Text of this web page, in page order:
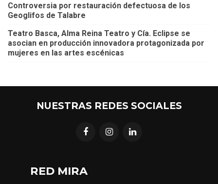
Controversia por restauración defectuosa de los
Geoglifos de Talabre
Teatro Basca, Alma Reina Teatro y Cía. Eclipse se
asocian en producción innovadora protagonizada por
mujeres en las artes escénicas
NUESTRAS REDES SOCIALES
RED MIRA